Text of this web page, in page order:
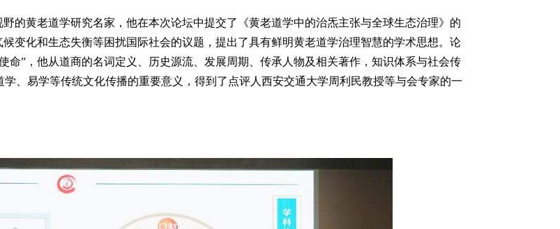
的黄老道学研究名家，他在本次论坛中提交了《黄老道学中的治炁主张与全球生态治理》的
变化和生态失衡等困扰国际社会的议题，提出了具有鲜明黄老道学治理智慧的学术思想。论
命”，他从道商的名词定义、历史源流、发展周期、传承人物及相关著作，知识体系与社会传
、易学等传统文化传播的重要意义，得到了点评人西安交通大学周利民教授等与会专家的一